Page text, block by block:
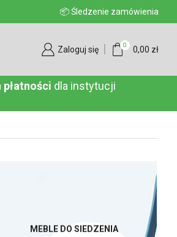
📦 Śledzenie zamówienia
Zaloguj się 0 0,00 zł
dla instytucji
MEBLE DO SIEDZENIA